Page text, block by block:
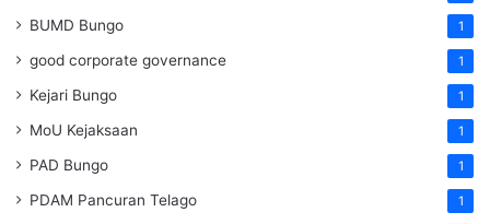
BUMD Bungo 1
good corporate governance 1
Kejari Bungo 1
MoU Kejaksaan 1
PAD Bungo 1
PDAM Pancuran Telago 1